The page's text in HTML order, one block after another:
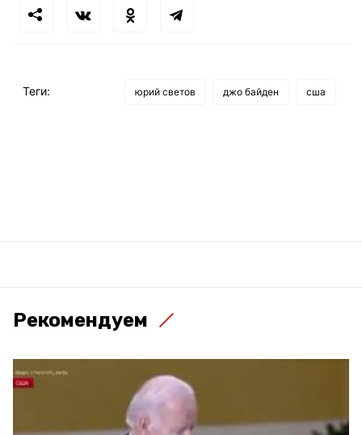
Теги: юрий светов джо байден сша
Рекомендуем